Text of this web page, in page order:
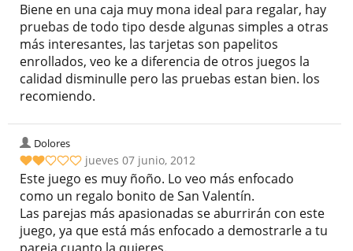
Biene en una caja muy mona ideal para regalar, hay
pruebas de todo tipo desde algunas simples a otras
más interesantes, las tarjetas son papelitos
enrollados, veo ke a diferencia de otros juegos la
calidad disminulle pero las pruebas estan bien. los
recomiendo.
Dolores
jueves 07 junio, 2012
Este juego es muy ñoño. Lo veo más enfocado
como un regalo bonito de San Valentín.
Las parejas más apasionadas se aburrirán con este
juego, ya que está más enfocado a demostrarle a tu